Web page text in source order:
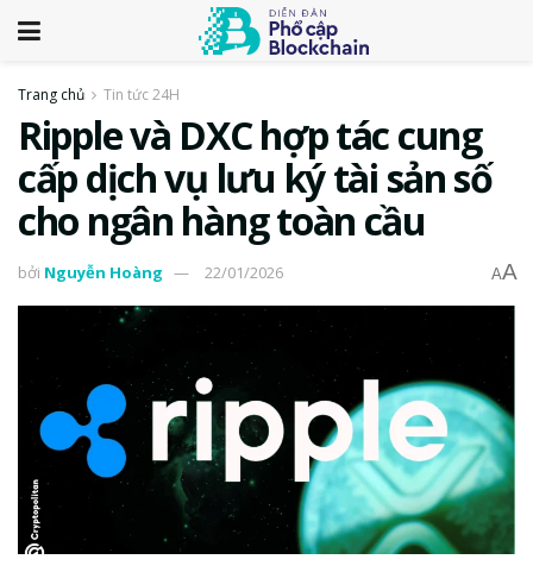
Trang chủ Tin tức 24H
Ripple và DXC hợp tác cung
cấp dịch vụ lưu ký tài sản số
cho ngân hàng toàn cầu
bởi Nguyễn Hoàng 22/01/2026 AA